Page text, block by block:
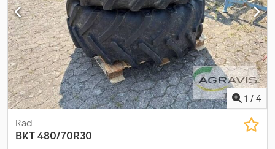
1 / 4
Rad
BKT480/70R30